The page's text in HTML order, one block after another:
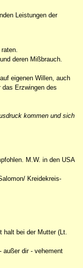
Leistungen der
deren Mißbrauch.
eigenen Willen, auch
Erzwingen des
kommen und sich
M.W. in den USA
Kreidekreis-
halt bei der Mutter (Lt.
außer dir - vehement